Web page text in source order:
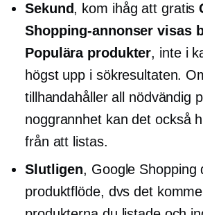
Sekund, kom ihåg att gratis
Shopping-annonser visas
Populära produkter, inte i
högst upp i sökresultaten.
tillhandahåller all nödvändig
noggrannhet kan det också
från att listas.
Slutligen, Google Shopping
produktflöde, dvs det